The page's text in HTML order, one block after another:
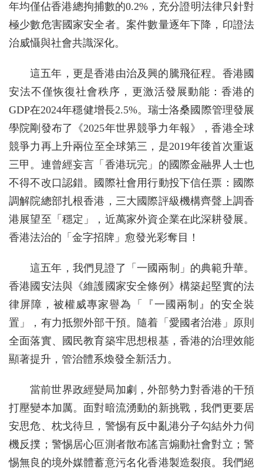
年均僅佔香港總拘捕數的0.2%，充分證明法律只針對
極少數危害國家安全者。案件數量逐年下降，印證法
治威懾與社會共識深化。
這五年，更是香港由治及興的騰飛征程。香港國
安法不僅恢復社會秩序，更激活發展動能：香港的
GDP在2024年穩健增長2.5%。瑞士洛桑國際管理發展
學院剛發布了《2025年世界競爭力年報》，香港全球
競爭力再上升兩位至全球第三，是2019年後首次重返
三甲。連曾經妄言「香港玩完」的國際金融界人士也
不得不改口認錯。國際社會用行動投下信任票：國際
調解院總部扎根香港，三大國際評級機構齊聲上調香
港展望至「穩定」，近萬家外資企業在此深耕發展。
香港法治的「金字招牌」愈發光彩奪目！
這五年，我們見證了「一國兩制」的典範升華。
香港國安法與《維護國家安全條例》構築起堅實的法
律屏障，被權威專家譽為「『一國兩制』的安全裝
置」，有力抵禦外部干預。隨着「愛國者治港」原則
全面落實、國民教育築牢思想根基，香港的治理效能
顯著提升，管治體系煥發全新活力。
當前世界政經變局加劇，外部勢力對香港的干預
打壓變本加厲。面對暗流湧動的新挑戰，我們更要居
安思危、枕戈待旦，警惕有反中亂港分子勾結外力伺
機反撲；警惕居心叵測者散布謠言煽動社會對立；警
惕無良的境外媒體蓄意污名化香港製造裂痕。我們絕